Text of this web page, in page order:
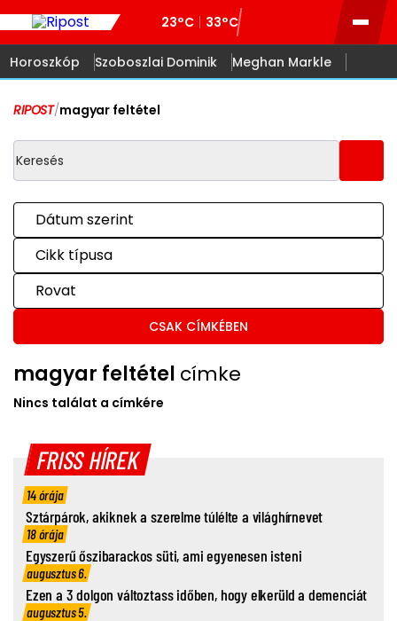
23°C 33°C
Horoszkóp Szoboszlai Dominik Meghan Markle
RIPOST/magyar feltétel
Dátum szerint
Cikk típusa
Rovat
CSAK CÍMKÉBEN
magyar feltétel címke
Nincs találat a címkére
FRISS HÍREK
14 órája
Sztárpárok, akiknek a szerelme túlélte a világhírnevet
18 órája
Egyszerű őszibarackos süti, ami egyenesen isteni
augusztus 6.
Ezen a 3 dolgon változtass időben, hogy elkerüld a demenciát
augusztus 5.